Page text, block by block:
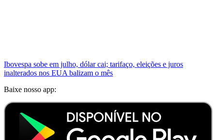
Ibovespa sobe em julho, dólar cai; tarifaço, eleições e juros
inalterados nos EUA balizam o mês
Baixe nosso app: